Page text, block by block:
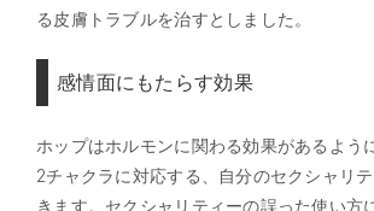
る皮膚トラブルを治すとしました。
感情面にもたらす効果
ホップはホルモンに関わる効果があるよう
2チャクラに対応する、自分のセクシャリ
きます。セクシャリティーの誤った使い方